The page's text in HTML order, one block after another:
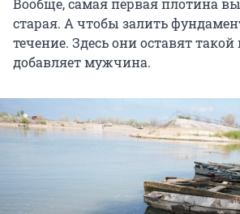
Вообще, самая первая плотина
старая. А чтобы залить
течение. Здесь они оставят такой
добавляет мужчина.